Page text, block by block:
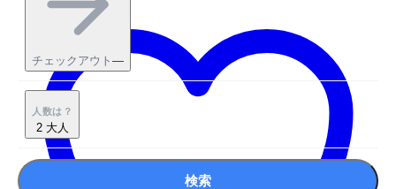
チェックアウト —
人数は？
2 大人
検索